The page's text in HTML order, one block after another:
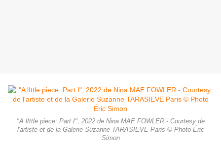
"A lIttle piece: Part I", 2022 de Nina MAE FOWLER - Courtesy de
l'artiste et de la Galerie Suzanne TARASIEVE Paris © Photo Éric
Simon